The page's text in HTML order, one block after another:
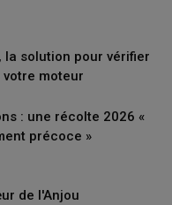
la solution pour vérifier
moteur
: une récolte 2026 «
précoce »
de l'Anjou